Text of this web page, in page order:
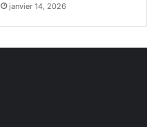
janvier 14, 2026